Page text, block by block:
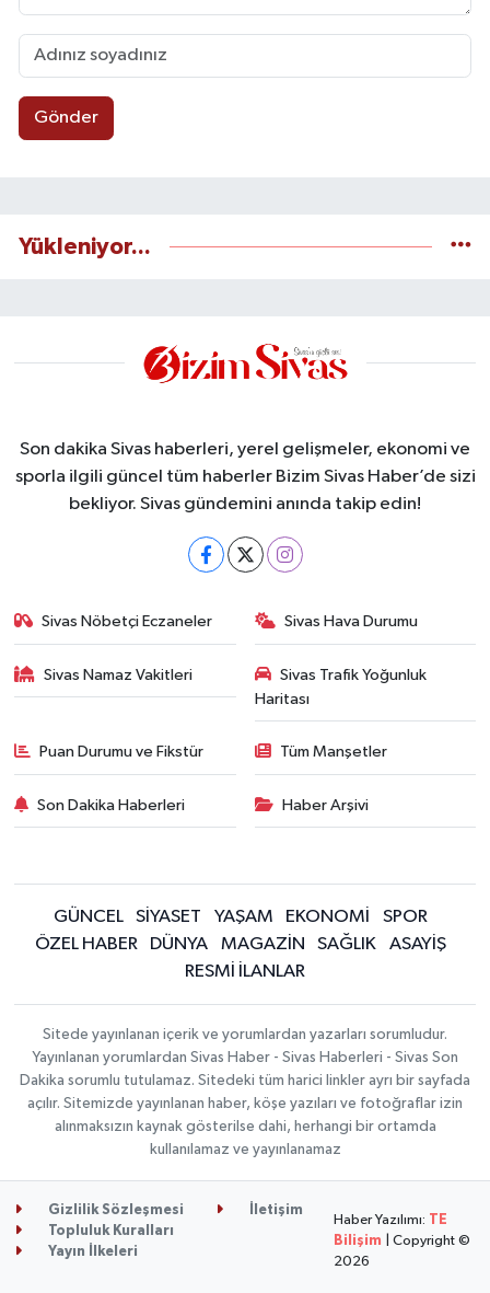
Gönder
Yükleniyor...
Son dakika Sivas haberleri, yerel gelişmeler, ekonomi ve
sporla ilgili güncel tüm haberler Bizim Sivas Haber’de sizi
bekliyor. Sivas gündemini anında takip edin!
Sivas Nöbetçi Eczaneler Sivas Hava Durumu
Sivas Namaz Vakitleri
Sivas Trafik Yoğunluk
Haritası
Puan Durumu ve Fikstür Tüm Manşetler
Son Dakika Haberleri Haber Arşivi
GÜNCEL SİYASET YAŞAM EKONOMİ
SPOR
ÖZEL HABER
DÜNYA MAGAZİN SAĞLIK
ASAYİŞ
RESMİ İLANLAR
Sitede yayınlanan içerik ve yorumlardan yazarları sorumludur.
Yayınlanan yorumlardan Sivas Haber - Sivas Haberleri - Sivas Son
Dakika sorumlu tutulamaz. Sitedeki tüm harici linkler ayrı bir sayfada
açılır. Sitemizde yayınlanan haber, köşe yazıları ve fotoğraflar izin
alınmaksızın kaynak gösterilse dahi, herhangi bir ortamda
kullanılamaz ve yayınlanamaz
Gizlilik Sözleşmesi
İletişim
Topluluk Kuralları
Yayın İlkeleri
Haber Yazılımı: TE
Bilişim | Copyright ©
2026